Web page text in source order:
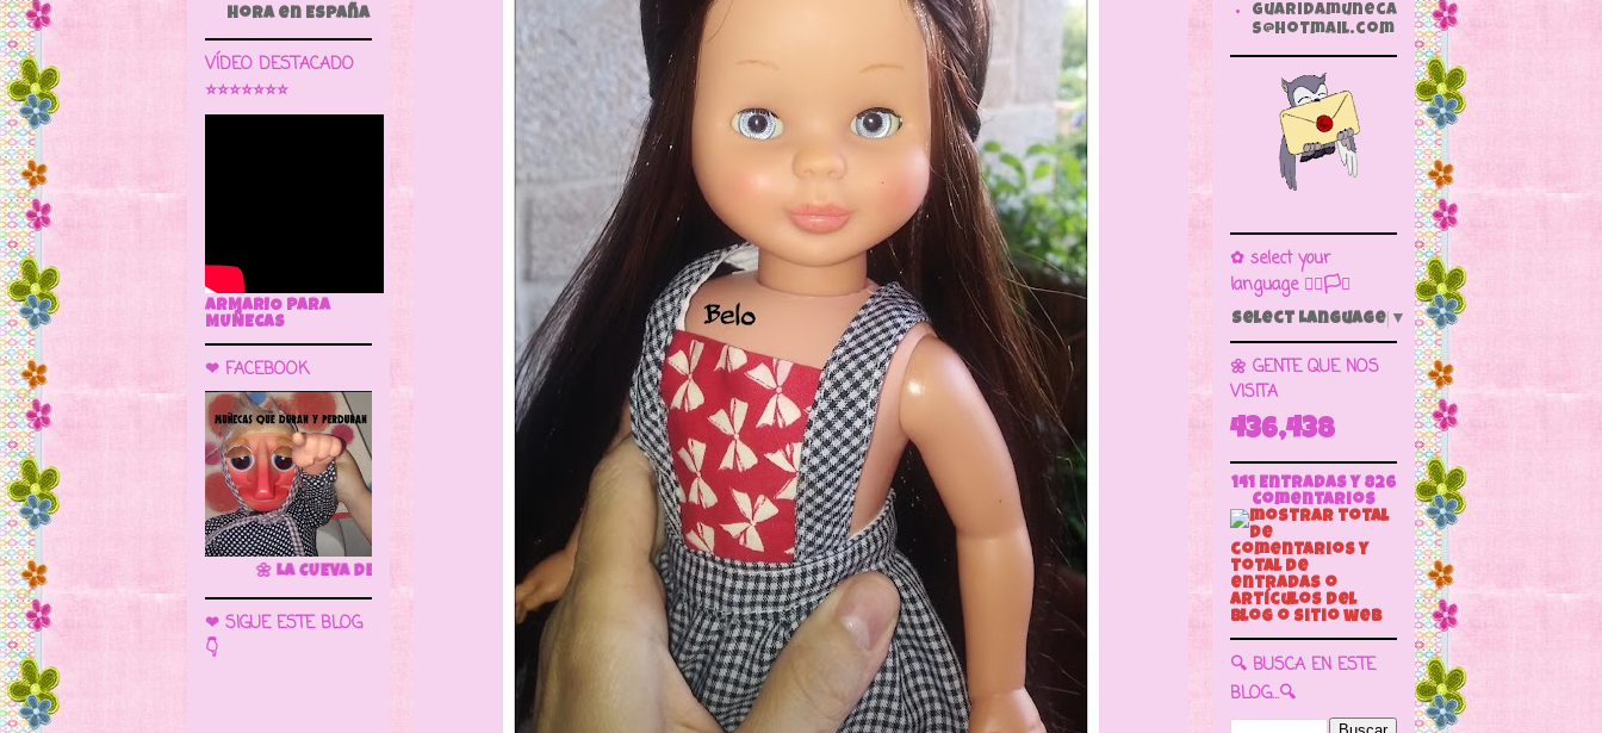
Hora en España
VÍDEO DESTACADO
⭐⭐⭐⭐⭐⭐⭐
ARMARIO PARA
MUÑECAS
❤ FACEBOOK
🌼 LA CUEVA DE LAS MUÑECAS
❤ SIGUE ESTE BLOG
👇
guaridamuneca
s@hotmail.com
✿ select your
language 🏳️‍🌈🏳️🏁
Select Language ▼
🌼 GENTE QUE NOS
VISITA
436,438
141 Entradas y 826
Comentarios
🔍 BUSCA EN ESTE
BLOG...🔍